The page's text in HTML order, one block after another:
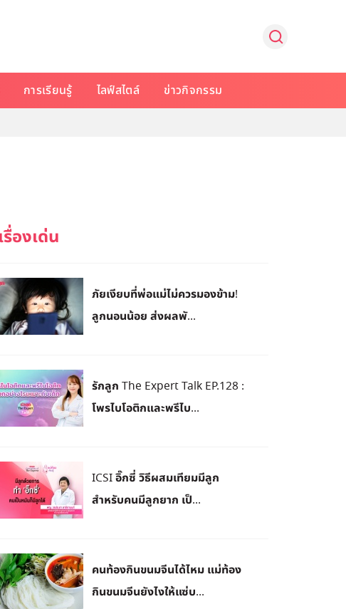
การเรียนรู้ ไลฟ์สไตล์ ข่าวกิจกรรม
ภัยเงียบที่พ่อแม่ไม่ควรมองข้าม!
ลูกนอนน้อย ส่งผลพั...
รักลูก The Expert Talk EP.128 :
โพรไบโอติกและพรีไบ...
ICSI อิ๊กซี่ วิธีผสมเทียมมีลูก
สำหรับคนมีลูกยาก เป็...
คนท้องกินขนมจีนได้ไหม แม่ท้อง
กินขนมจีนยังไงให้แซ่บ...